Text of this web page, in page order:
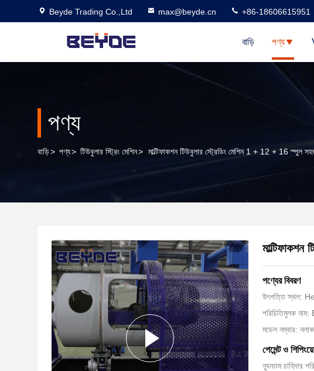
Beyde Trading Co.,Ltd max@beyde.cn +86-18606615951
বাড়ি পণ্য
পণ্য
বাড়ি> পণ্য> টিউবুলার স্ট্রিং মেশিন> মাল্টিফাকশন টিউবুলার স্ট্রেডিং মেশিন 1 + 12 + 16 স্পুল সহজ
পণ্যের বিবরণ
উৎপত্তি স্থল:
পরিচিতিমুলক
মডেল নম্বার:
পেমেন্ট ও
ন্যূনতম চাহিদার